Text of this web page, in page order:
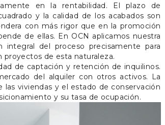
en la rentabilidad. El plazo de
y la calidad de los acabados son
con más rigor que en la promoción
de ellas. En OCN aplicamos nuestra
del proceso precisamente para
de esta naturaleza.
de captación y retención de inquilinos.
del alquiler con otros activos. La
las viviendas y el estado de conservación
y su tasa de ocupación.